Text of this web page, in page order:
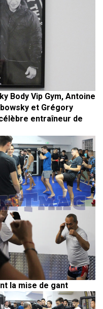
Body Vip Gym, Antoine
et Grégory
entraîneur de
la mise de gant